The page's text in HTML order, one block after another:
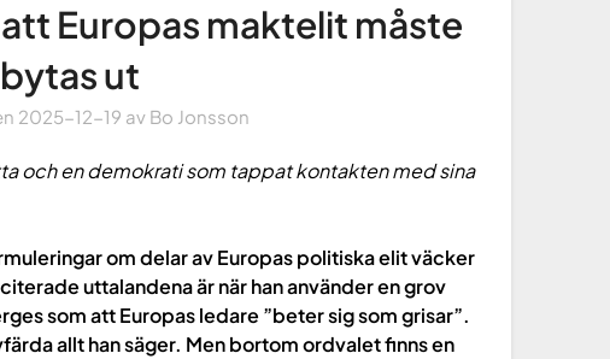
Europas maktelit måste
bytas ut
2025-12-19 av Bo Jonsson
och en demokrati som tappat kontakten med sina
om delar av Europas politiska elit väcker
uttalandena är när han använder en grov
som att Europas ledare ”beter sig som grisar”.
allt han säger. Men bortom ordvalet finns en